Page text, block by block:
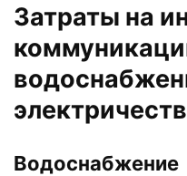
Затраты на
Водоснабжение